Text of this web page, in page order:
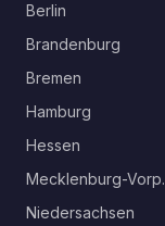
Berlin
Brandenburg
Bremen
Hamburg
Hessen
Mecklenburg-Vorp.
Niedersachsen